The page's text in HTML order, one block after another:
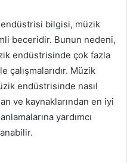
bilgisi, müzik
beceridir. Bunun nedeni,
endüstrisinde çok fazla
çalışmalarıdır. Müzik
endüstrisinde nasıl
ve kaynaklarından en iyi
yardımcı